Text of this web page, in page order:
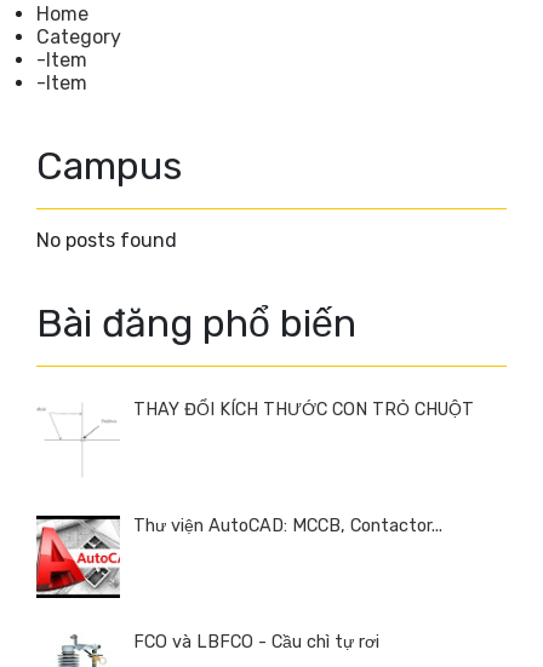
Home
Category
-Item
-Item
Campus
No posts found
Bài đăng phổ biến
THAY ĐỔI KÍCH THƯỚC CON TRỎ CHUỘT
Thư viện AutoCAD: MCCB, Contactor...
FCO và LBFCO - Cầu chì tự rơi